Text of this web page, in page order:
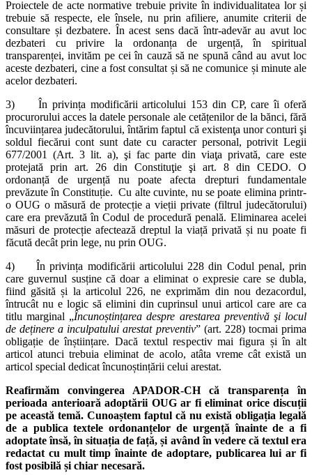
Proiectele de acte normative trebuie privite în individualitatea lor și
trebuie să respecte, ele însele, nu prin afiliere, anumite criterii de
consultare și dezbatere. În acest sens dacă într-adevăr au avut loc
dezbateri cu privire la ordonanța de urgență, în spiritual
transparenței, invităm pe cei în cauză să ne spună când au avut loc
aceste dezbateri, cine a fost consultat și să ne comunice și minute ale
acelor dezbateri.
3) În privința modificării articolului 153 din CP, care îi oferă
procurorului acces la datele personale ale cetățenilor de la bănci, fără
încuviințarea judecătorului, întărim faptul că existenţa unor conturi şi
soldul fiecărui cont sunt date cu caracter personal, potrivit Legii
677/2001 (Art. 3 lit. a), şi fac parte din viaţa privată, care este
protejată prin art. 26 din Constituţie şi art. 8 din CEDO. O
ordonanță de urgență nu poate afecta drepturi fundamentale
prevăzute în Constituție. Cu alte cuvinte, nu se poate elimina printr-
o OUG o măsură de protecție a vieții private (filtrul judecătorului)
care era prevăzută în Codul de procedură penală. Eliminarea acelei
măsuri de protecție afectează dreptul la viață privată și nu poate fi
făcută decât prin lege, nu prin OUG.
4) În privința modificării articolului 228 din Codul penal, prin
care guvernul susține că doar a eliminat o expresie care se dubla,
fiind găsită și la articolul 226, ne exprimăm din nou dezacordul,
întrucât nu e logic să elimini din cuprinsul unui articol care are ca
titlu marginal „Încunoștințarea despre arestarea preventivă şi locul
de deținere a inculpatului arestat preventiv” (art. 228) tocmai prima
obligație de înștiințare. Dacă textul respectiv mai figura și în alt
articol atunci trebuia eliminat de acolo, atâta vreme cât există un
articol special dedicat încunoștințării celui arestat.
Reafirmăm convingerea APADOR-CH că transparența în
perioada anterioară adoptării OUG ar fi eliminat orice discuții
pe această temă. Cunoaștem faptul că nu există obligația legală
de a publica textele ordonanțelor de urgență înainte de a fi
adoptate însă, în situația de față, și având în vedere că textul era
redactat cu mult timp înainte de adoptare, publicarea lui ar fi
fost posibilă și chiar necesară.